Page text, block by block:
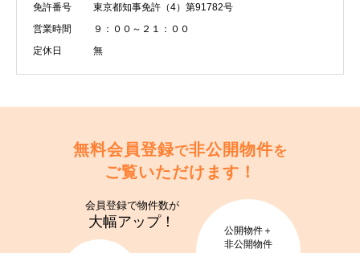
免許番号
東京都知事免許（4）第91782号
営業時間
９：００～２１：００
定休日
無
無料会員登録で非公開物件を
ご覧いただけます！
会員登録で物件数が
大幅アップ！
公開物件＋
非公開物件